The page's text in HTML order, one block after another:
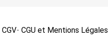
CGV- CGU et Mentions Légales